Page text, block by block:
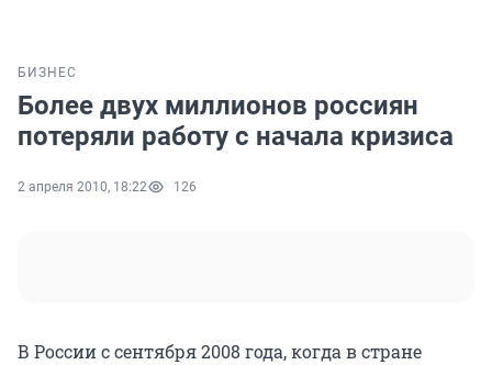
БИЗНЕС
Более двух миллионов россиян
потеряли работу с начала кризиса
2 апреля 2010, 18:22 126
В России с сентября 2008 года, когда в стране